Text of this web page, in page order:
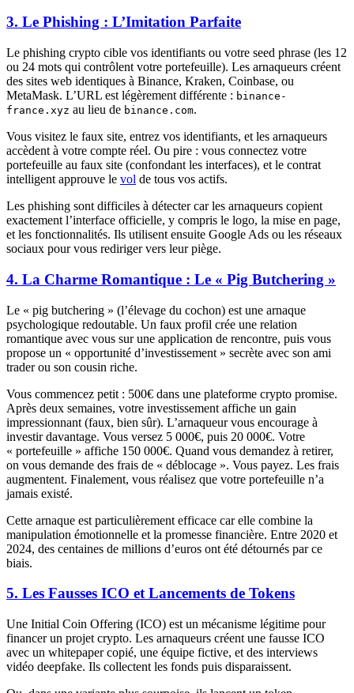
3. Le Phishing : L’Imitation Parfaite
Le phishing crypto cible vos identifiants ou votre seed phrase (les 12
ou 24 mots qui contrôlent votre portefeuille). Les arnaqueurs créent
des sites web identiques à Binance, Kraken, Coinbase, ou
MetaMask. L’URL est légèrement différente : binance-
france.xyz au lieu de binance.com.
Vous visitez le faux site, entrez vos identifiants, et les arnaqueurs
accèdent à votre compte réel. Ou pire : vous connectez votre
portefeuille au faux site (confondant les interfaces), et le contrat
intelligent approuve le vol de tous vos actifs.
Les phishing sont difficiles à détecter car les arnaqueurs copient
exactement l’interface officielle, y compris le logo, la mise en page,
et les fonctionnalités. Ils utilisent ensuite Google Ads ou les réseaux
sociaux pour vous rediriger vers leur piège.
4. La Charme Romantique : Le « Pig Butchering »
Le « pig butchering » (l’élevage du cochon) est une arnaque
psychologique redoutable. Un faux profil crée une relation
romantique avec vous sur une application de rencontre, puis vous
propose un « opportunité d’investissement » secrète avec son ami
trader ou son cousin riche.
Vous commencez petit : 500€ dans une plateforme crypto promise.
Après deux semaines, votre investissement affiche un gain
impressionnant (faux, bien sûr). L’arnaqueur vous encourage à
investir davantage. Vous versez 5 000€, puis 20 000€. Votre
« portefeuille » affiche 150 000€. Quand vous demandez à retirer,
on vous demande des frais de « déblocage ». Vous payez. Les frais
augmentent. Finalement, vous réalisez que votre portefeuille n’a
jamais existé.
Cette arnaque est particulièrement efficace car elle combine la
manipulation émotionnelle et la promesse financière. Entre 2020 et
2024, des centaines de millions d’euros ont été détournés par ce
biais.
5. Les Fausses ICO et Lancements de Tokens
Une Initial Coin Offering (ICO) est un mécanisme légitime pour
financer un projet crypto. Les arnaqueurs créent une fausse ICO
avec un whitepaper copié, une équipe fictive, et des interviews
vidéo deepfake. Ils collectent les fonds puis disparaissent.